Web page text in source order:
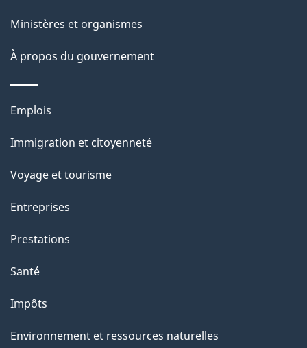
p
a
Ministères et organismes
À propos du gouvernement
Thèmes
sujets
Emplois
Immigration et citoyenneté
Voyage et tourisme
Entreprises
Prestations
Santé
Impôts
Environnement et ressources naturelles